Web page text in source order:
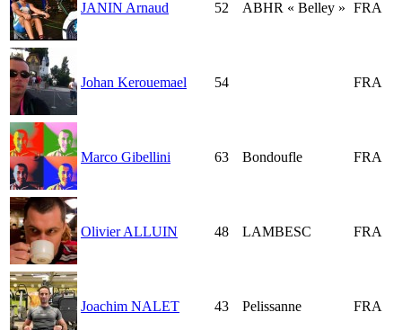
JANIN Arnaud 52 ABHR « Belley » FRA
Johan Kerouemael 54 FRA
Marco Gibellini 63 Bondoufle FRA
Olivier ALLUIN 48 LAMBESC FRA
Joachim NALET 43 Pelissanne FRA